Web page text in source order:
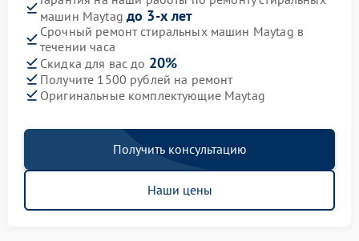
машин Maytag до 3-х лет
Срочный ремонт стиральных машин Maytag в
течении часа
Скидка для вас до 20%
Получите 1500 рублей на ремонт
Оригинальные комплектующие Maytag
Получить консультацию
Наши цены